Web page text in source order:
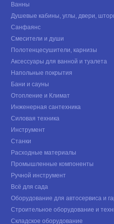
Ванны
Душевые кабины, углы, двери,
Санфаянс
Смесители и души
Полотенцесушители, карнизы
Аксессуары для ванной и туалета
Напольные покрытия
Бани и сауны
Отопление и Климат
Инженерная сантехника
Силовая техника
Инструмент
Станки
Расходные материалы
Промышленные компоненты
Ручной инструмент
Всё для сада
Оборудование для автосервиса и
Строительное оборудование и
Складское оборудование